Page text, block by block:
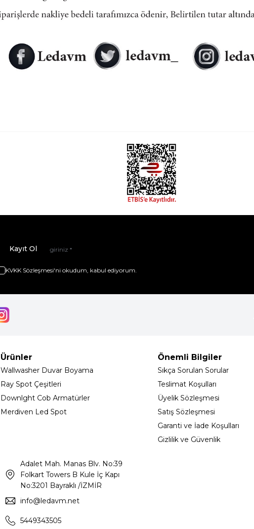
Kayıt Ol
KVKK Sözleşmesi'ni okudum, kabul ediyorum.
Ürünler
Wallwasher Duvar Boyama
Ray Spot Çeşitleri
Downlght Cob Armatürler
Merdiven Led Spot
Önemli Bilgiler
Sıkça Sorulan Sorular
Teslimat Koşulları
Üyelik Sözleşmesi
Satış Sözleşmesi
Garanti ve İade Koşulları
Gizlilik ve Güvenlik
Adalet Mah. Manas Blv. No:39
Folkart Towers B Kule İç Kapı
No:3201 Bayraklı /İZMİR
info@ledavm.net
5449343505